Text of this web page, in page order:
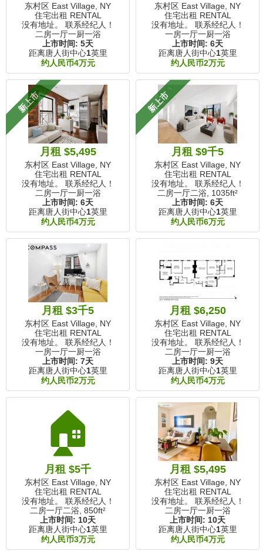
东村区 East Village, NY
住宅出租 RENTAL
没有地址。 联系经纪人！
二房一厅一厨一浴
上市时间: 5天
距离唐人街中心1英里
约人民币4万元
东村区 East Village, NY
住宅出租 RENTAL
没有地址。 联系经纪人！
一房一厅一厨一浴
上市时间: 6天
距离唐人街中心1英里
约人民币2万元
新上市
月租 $5,495
东村区 East Village, NY
住宅出租 RENTAL
没有地址。 联系经纪人！
二房一厅一厨一浴
上市时间: 6天
距离唐人街中心1英里
约人民币4万元
新上市
月租 $9千5
东村区 East Village, NY
住宅出租 RENTAL
没有地址。 联系经纪人！
二房一厅二浴, 1035ft²
上市时间: 6天
距离唐人街中心1英里
约人民币6万元
月租 $3千5
东村区 East Village, NY
住宅出租 RENTAL
没有地址。 联系经纪人！
一房一厅一厨一浴
上市时间: 7天
距离唐人街中心1英里
约人民币2万元
月租 $6,250
东村区 East Village, NY
住宅出租 RENTAL
没有地址。 联系经纪人！
二房一厅一厨一浴
上市时间: 9天
距离唐人街中心1英里
约人民币4万元
🏠
月租 $5千
东村区 East Village, NY
住宅出租 RENTAL
没有地址。 联系经纪人！
二房一厅二浴, 850ft²
上市时间: 10天
距离唐人街中心1英里
约人民币3万元
月租 $5,495
东村区 East Village, NY
住宅出租 RENTAL
没有地址。 联系经纪人！
二房一厅一厨一浴
上市时间: 10天
距离唐人街中心1英里
约人民币4万元